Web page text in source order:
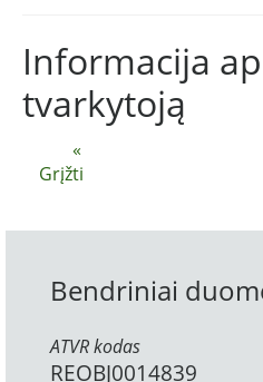
«
Grįžti
Informacija
tvarkytoją
Bendriniai
ATVR kodas
REOBJ0014839